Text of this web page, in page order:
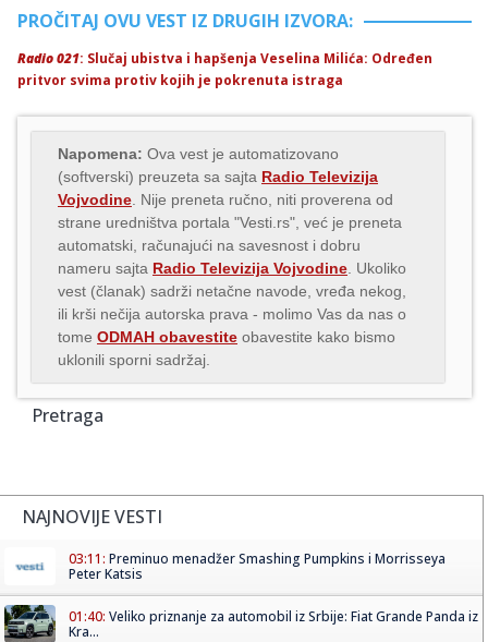
PROČITAJ OVU VEST IZ DRUGIH IZVORA:
Radio 021: Slučaj ubistva i hapšenja Veselina Milića: Određen
pritvor svima protiv kojih je pokrenuta istraga
Napomena: Ova vest je automatizovano
(softverski) preuzeta sa sajta Radio Televizija
Vojvodine . Nije preneta ručno, niti proverena od
strane uredništva portala "Vesti.rs", već je preneta
automatski, računajući na savesnost i dobru
nameru sajta Radio Televizija Vojvodine . Ukoliko
vest (članak) sadrži netačne navode, vređa nekog,
ili krši nečija autorska prava - molimo Vas da nas o
tome ODMAH obavestite obavestite kako bismo
uklonili sporni sadržaj.
Pretraga
NAJNOVIJE VESTI
03:11: Preminuo menadžer Smashing Pumpkins i Morrisseya
Peter Katsis
01:40: Veliko priznanje za automobil iz Srbije: Fiat Grande Panda iz
Kra...